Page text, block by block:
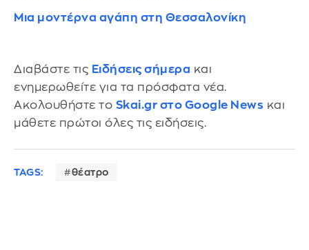
Μια μοντέρνα αγάπη στη Θεσσαλονίκη
Διαβάστε τις Ειδήσεις σήμερα και
ενημερωθείτε για τα πρόσφατα νέα.
Ακολουθήστε το Skai.gr στο Google News και
μάθετε πρώτοι όλες τις ειδήσεις.
TAGS: θέατρο